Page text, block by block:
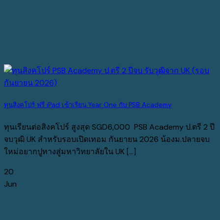
ทุนสิงคโปร์ ฟรี iPad เข้าเรียน Year One กับ PSB Academy
ทุนเรียนต่อสิงคโปร์ สูงสุด SGD6,000 PSB Academy ป.ตรี 2 ปี
จบวุฒิ UK สำหรับรอบเปิดเทอม กันยายน 2026 น้องม.ปลายจบ
ใหม่อยากปูทางสู่มหาวิทยาลัยใน UK [...]
20
Jun